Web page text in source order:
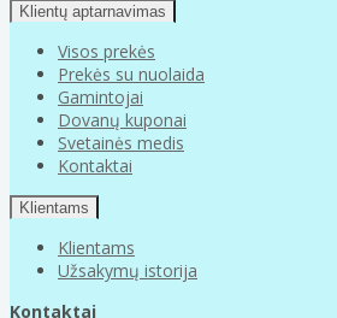
Klientų aptarnavimas
Visos prekės
Prekės su nuolaida
Gamintojai
Dovanų kuponai
Svetainės medis
Kontaktai
Klientams
Klientams
Užsakymų istorija
Kontaktai